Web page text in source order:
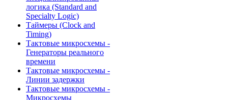
логика (Standard and
Specialty Logic)
Таймеры (Clock and
Timing)
Тактовые микросхемы -
Генераторы реального
времени
Тактовые микросхемы -
Линии задержки
Тактовые микросхемы -
Микросхемы